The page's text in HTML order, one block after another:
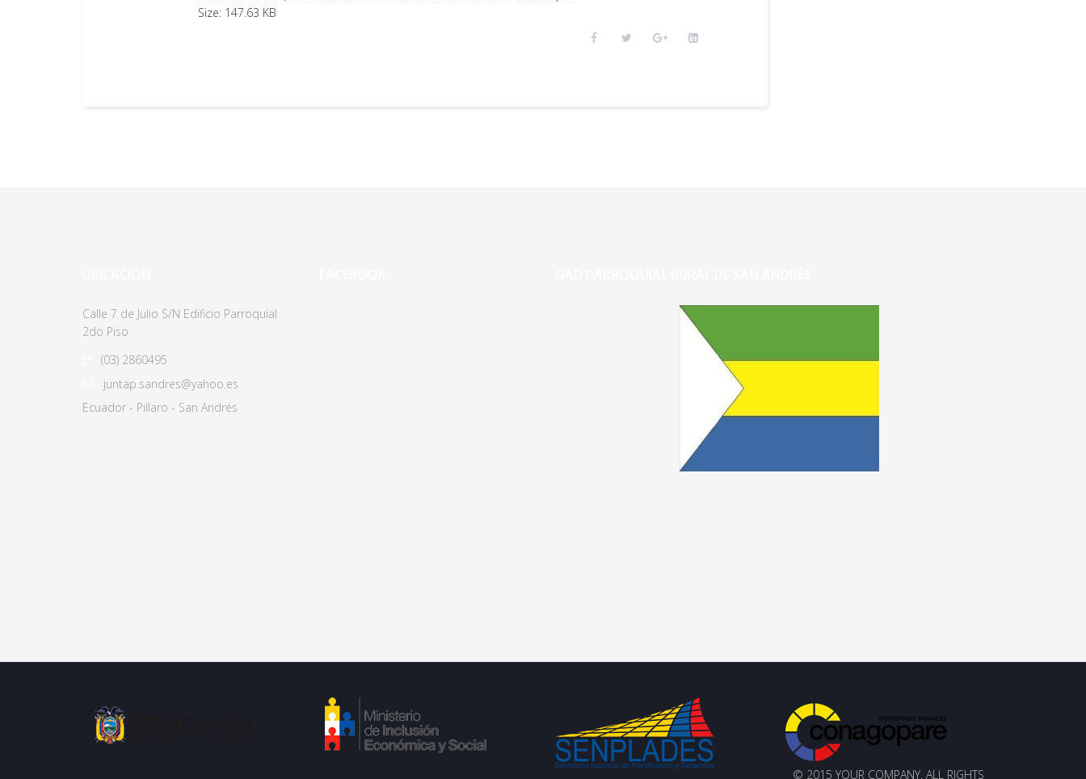
Size: 147.63 KB
Calle 7 de Julio S/N Edificio Parroquial
2do Piso
(03) 2860495
juntap.sandres@yahoo.es
Ecuador - Pillaro - San Andrés
© 2015 YOUR COMPANY. ALL RIGHTS